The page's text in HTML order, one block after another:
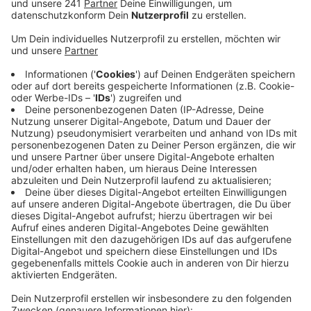
tief ist die Lücke.
Anzeige
Autos können vorbeifahren
Anzeige
Die Straße an der Fähre nach Königswinter ist aber
weiter befahrbar, berichtet die Stadt Bonn. Sie hat
zum Vorbeifahren Platz auf dem Parkstreifen
geschaffen, vier parkende Autos wurden dafür
abgeschleppt. Warum die Straße dort auf einmal
abgesackt und eingebrochen ist, ist unklar, einen
erkennbaren Auslöser gibts es laut des Tiefbauamts